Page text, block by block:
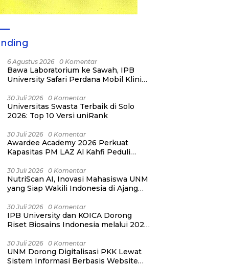
6 Agustus 2026 0 Komentar
Bawa Laboratorium ke Sawah, IPB
University Safari Perdana Mobil Klinik
30 Juli 2026 0 Komentar
Universitas Swasta Terbaik di Solo
2026: Top 10 Versi uniRank
30 Juli 2026 0 Komentar
Awardee Academy 2026 Perkuat
Kapasitas PM LAZ Al Kahfi Peduli
Connections
30 Juli 2026 0 Komentar
NutriScan AI, Inovasi Mahasiswa UNM
yang Siap Wakili Indonesia di Ajang
30 Juli 2026 0 Komentar
IPB University dan KOICA Dorong
Riset Biosains Indonesia melalui 2026
30 Juli 2026 0 Komentar
UNM Dorong Digitalisasi PKK Lewat
Sistem Informasi Berbasis Website